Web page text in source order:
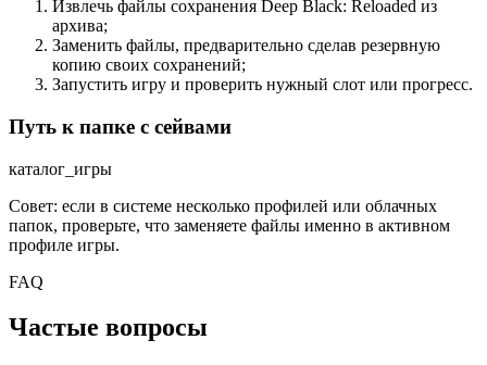
Извлечь файлы сохранения Deep Black: Reloaded из
архива;
Заменить файлы, предварительно сделав резервную
копию своих сохранений;
Запустить игру и проверить нужный слот или прогресс.
Путь к папке с сейвами
каталог_игры
Совет: если в системе несколько профилей или облачных
папок, проверьте, что заменяете файлы именно в активном
профиле игры.
FAQ
Частые вопросы